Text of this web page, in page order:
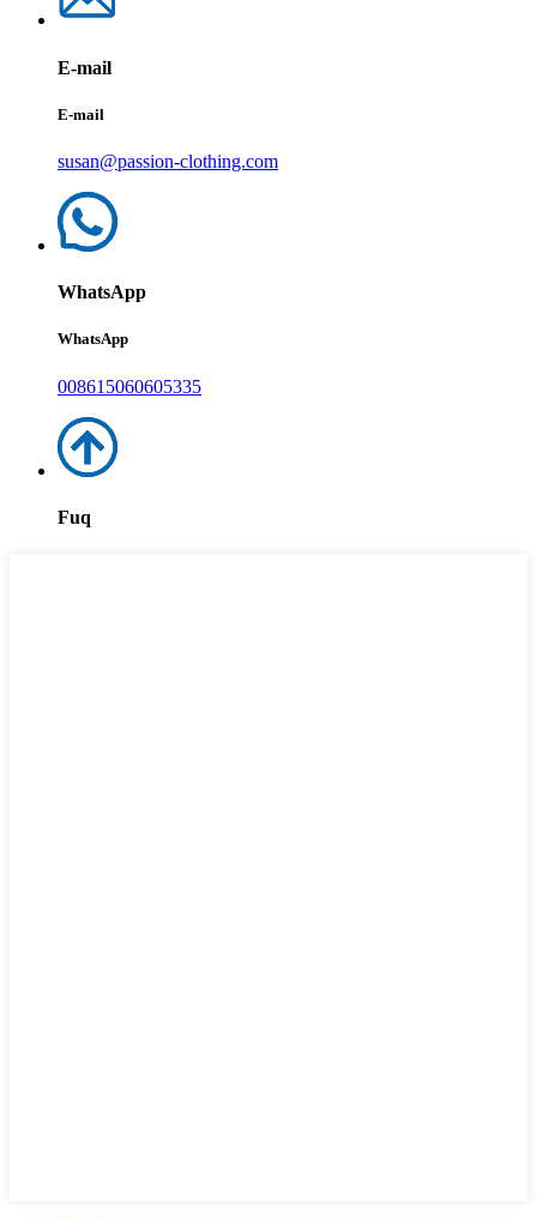
E-mail
E-mail
susan@passion-clothing.com
WhatsApp
WhatsApp
008615060605335
Fuq